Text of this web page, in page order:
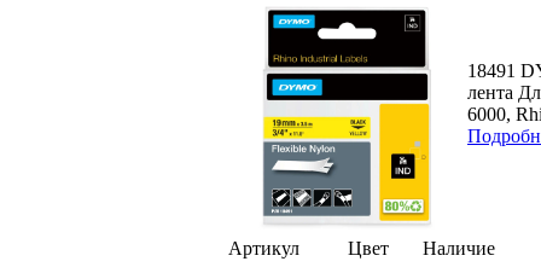
18491
лента
6000,
Артикул Цвет
Наличие